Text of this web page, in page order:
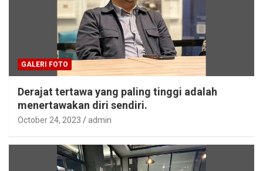
GALERI FOTO
Derajat tertawa yang paling tinggi adalah
menertawakan diri sendiri.
October 24, 2023 admin